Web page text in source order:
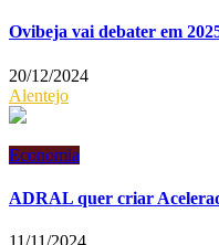
Ovibeja vai debater em
20/12/2024
Alentejo
Economia
ADRAL quer criar